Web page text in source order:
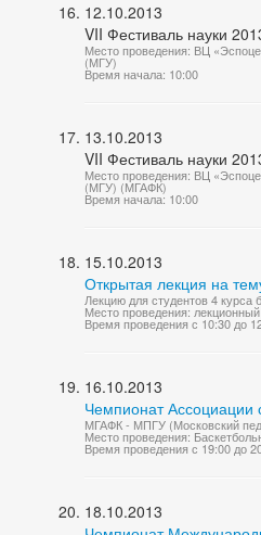
12.10.2013
VII Фестиваль науки
Место проведения: ВЦ
(МГУ)
Время начала: 10:00
13.10.2013
VII Фестиваль науки
Место проведения: ВЦ
(МГУ) (МГАФК)
Время начала: 10:00
15.10.2013
Открытая лекция на
Лекцию для студентов 4
Место проведения:
Время проведения с 10:30 до
16.10.2013
Чемпионат Ассоциации
МГАФК - МПГУ (Московский
Место проведения:
Время проведения с 19:00 до
18.10.2013